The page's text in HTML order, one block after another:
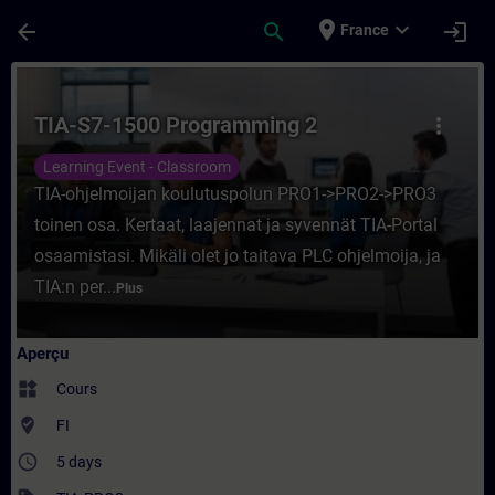
arrow_back search place France expand_more login
Cours - TIA-S7-1500 Programming 2 -
more_vert
TIA-S7-1500 Programming 2
Learning Event - Classroom
TIA-ohjelmoijan koulutuspolun PRO1->PRO2->PRO3
toinen osa. Kertaat, laajennat ja syvennät TIA-Portal
osaamistasi. Mikäli olet jo taitava PLC ohjelmoija, ja
TIA:n per... Plus
Aperçu
widgets Cours
where_to_vote FI
access_time 5 days